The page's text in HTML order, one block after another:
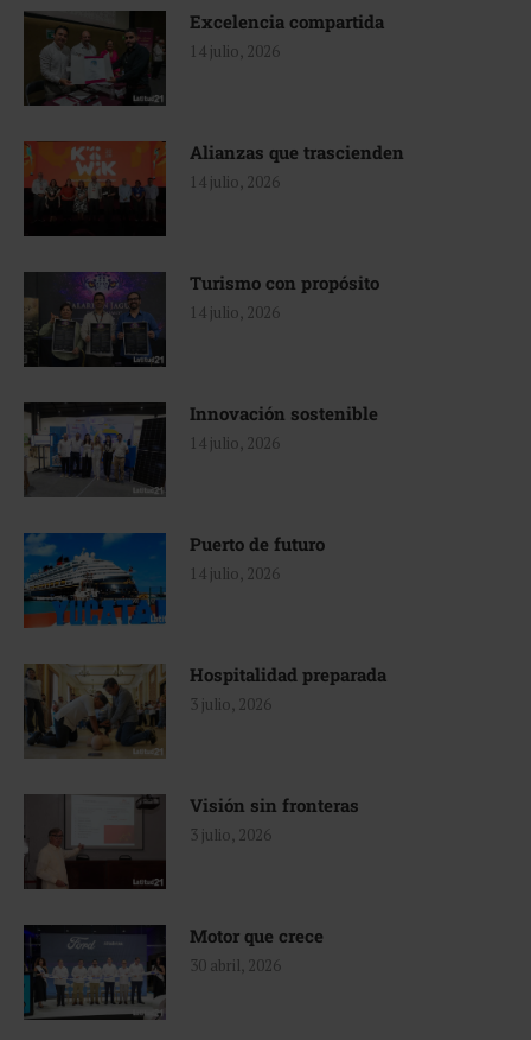
Excelencia compartida
14 julio, 2026
Alianzas que trascienden
14 julio, 2026
Turismo con propósito
14 julio, 2026
Innovación sostenible
14 julio, 2026
Puerto de futuro
14 julio, 2026
Hospitalidad preparada
3 julio, 2026
Visión sin fronteras
3 julio, 2026
Motor que crece
30 abril, 2026